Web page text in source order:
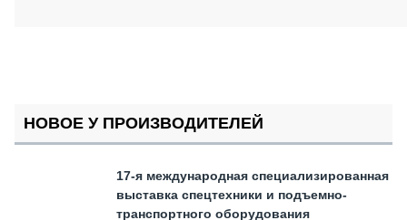
НОВОЕ У ПРОИЗВОДИТЕЛЕЙ
17-я международная специализированная
выставка спецтехники и подъемно-
транспортного оборудования